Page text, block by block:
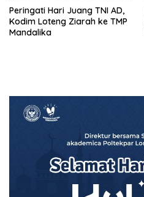
Peringati Hari Juang TNI AD,
Kodim Loteng Ziarah ke TMP
Mandalika